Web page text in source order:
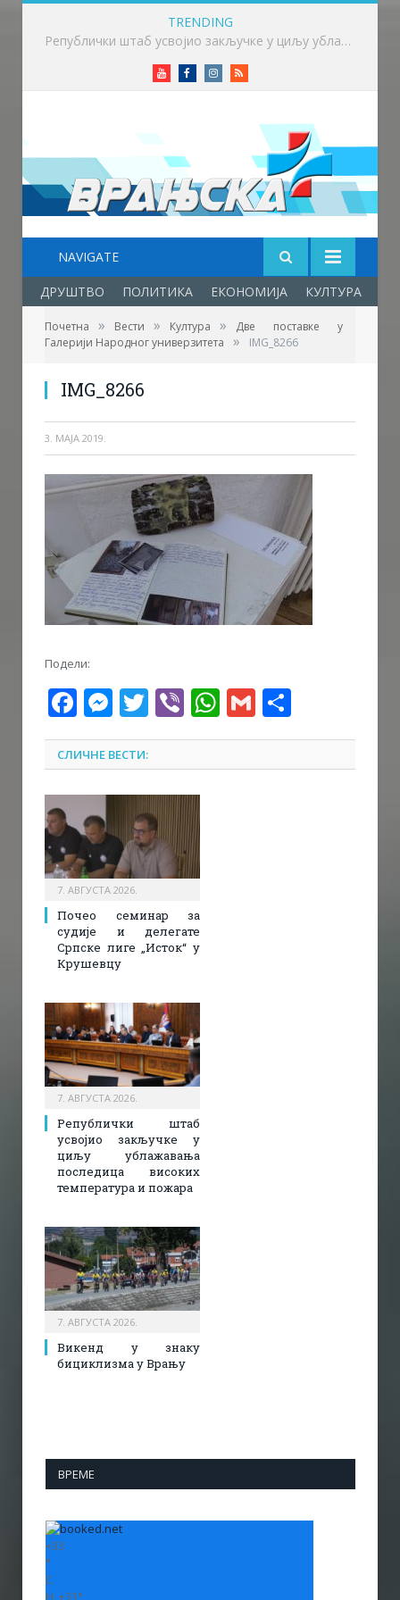
TRENDING
Викенд у знаку бициклизма у Врању
YoutubeFacebookInstagram
RSS
NAVIGATE
ДРУШТВО ПОЛИТИКА ЕКОНОМИЈА КУЛТУРА
Почетна » Вести » Култура »
Две поставке у
Галерији Народног универзитета
» IMG_8266
Фото: Врањска Плус
IMG_8266
3. МАЈА 2019.
Подели:
Facebook
Messenger
Twitter
ViberWhatsApp
Gmail
СЛИЧНЕ ВЕСТИ:
7. АВГУСТА 2026.
Почео семинар за
судије и делегате
Српске лиге „Исток“ у
Крушевцу
7. АВГУСТА 2026.
Републички штаб
усвојио закључке у
циљу ублажавања
последица високих
температура и пожара​
7. АВГУСТА 2026.
Викенд у знаку
бициклизма у Врању
ВРЕМЕ
+33
°
C
H: +33°